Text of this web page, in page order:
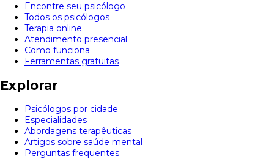
Encontre seu psicólogo
Todos os psicólogos
Terapia online
Atendimento presencial
Como funciona
Ferramentas gratuitas
Explorar
Psicólogos por cidade
Especialidades
Abordagens terapêuticas
Artigos sobre saúde mental
Perguntas frequentes